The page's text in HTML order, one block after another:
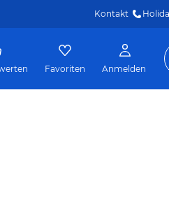
Kontakt
Favoriten Anmelden